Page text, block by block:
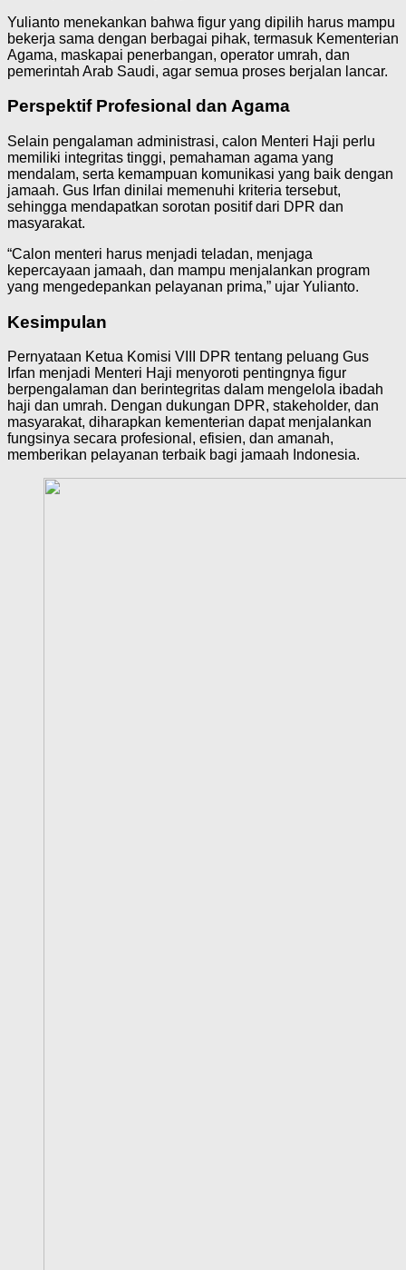
Yulianto menekankan bahwa figur yang dipilih harus mampu
bekerja sama dengan berbagai pihak, termasuk Kementerian
Agama, maskapai penerbangan, operator umrah, dan
pemerintah Arab Saudi, agar semua proses berjalan lancar.
Perspektif Profesional dan Agama
Selain pengalaman administrasi, calon Menteri Haji perlu
memiliki integritas tinggi, pemahaman agama yang
mendalam, serta kemampuan komunikasi yang baik dengan
jamaah. Gus Irfan dinilai memenuhi kriteria tersebut,
sehingga mendapatkan sorotan positif dari DPR dan
masyarakat.
“Calon menteri harus menjadi teladan, menjaga
kepercayaan jamaah, dan mampu menjalankan program
yang mengedepankan pelayanan prima,” ujar Yulianto.
Kesimpulan
Pernyataan Ketua Komisi VIII DPR tentang peluang Gus
Irfan menjadi Menteri Haji menyoroti pentingnya figur
berpengalaman dan berintegritas dalam mengelola ibadah
haji dan umrah. Dengan dukungan DPR, stakeholder, dan
masyarakat, diharapkan kementerian dapat menjalankan
fungsinya secara profesional, efisien, dan amanah,
memberikan pelayanan terbaik bagi jamaah Indonesia.